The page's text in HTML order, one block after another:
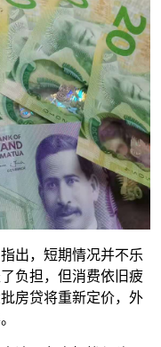
出，短期情况并不乐
负担，但消费依旧疲
房贷将重新定价，外